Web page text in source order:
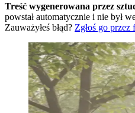
Treść wygenerowana przez
powstał automatycznie i nie był
Zauważyłeś błąd? Zgłoś go przez